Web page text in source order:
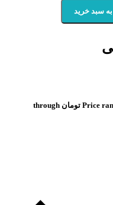
Price range: 455,000 تومان through